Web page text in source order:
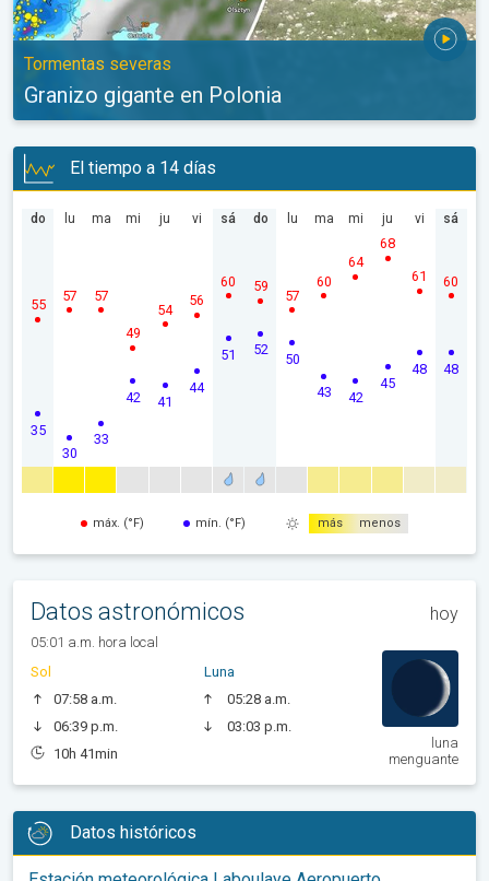
Tormentas severas
Granizo gigante en Polonia
El tiempo a 14 días
do
35
55
lu
30
57
ma
33
57
mi
42
49
ju
41
54
vi
44
56
sá
51
60
do
52
59
lu
50
57
ma
43
60
mi
42
64
ju
45
68
vi
48
61
sá
48
60
máx. (°F) mín. (°F) más menos
Datos astronómicos hoy
05:01 a.m. hora local
Sol
07:58 a.m.
06:39 p.m.
10h 41min
Luna
05:28 a.m.
03:03 p.m.
luna
menguante
Datos históricos